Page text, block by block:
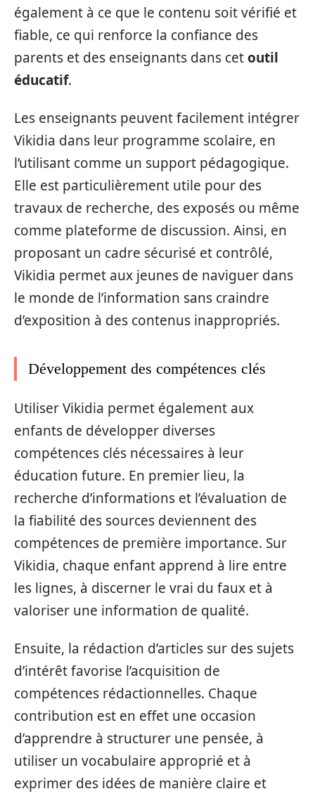
également à ce que le contenu soit vérifié et
fiable, ce qui renforce la confiance des
parents et des enseignants dans cetoutil
éducatif.
Les enseignants peuvent facilement intégrer
Vikidia dans leur programme scolaire, en
l’utilisant comme un support pédagogique.
Elle est particulièrement utile pour des
travaux de recherche, des exposés ou même
comme plateforme de discussion. Ainsi, en
proposant un cadre sécurisé et contrôlé,
Vikidia permet aux jeunes de naviguer dans
le monde de l’information sans craindre
d’exposition à des contenus inappropriés.
Développement des compétences clés
Utiliser Vikidia permet également aux
enfants de développer diverses
compétences clés nécessaires à leur
éducation future. En premier lieu, la
recherche d’informations et l’évaluation de
la fiabilité des sources deviennent des
compétences de première importance. Sur
Vikidia, chaque enfant apprend à lire entre
les lignes, à discerner le vrai du faux et à
valoriser une information de qualité.
Ensuite, la rédaction d’articles sur des sujets
d’intérêt favorise l’acquisition de
compétences rédactionnelles. Chaque
contribution est en effet une occasion
d’apprendre à structurer une pensée, à
utiliser un vocabulaire approprié et à
exprimer des idées de manière claire et